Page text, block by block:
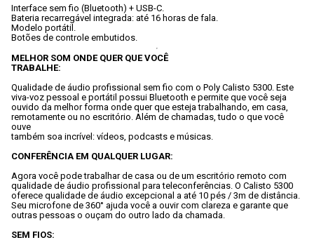
Interface sem fio (Bluetooth) + USB-C.
Bateria recarregável integrada: até 16 horas de fala.
Modelo portátil.
MELHOR SOM ONDE QUER QUE VOCÊ
TRABALHE:
Qualidade de áudio profissional sem fio com o Poly Calisto 5300. Este
viva-voz pessoal e portátil possui Bluetooth e permite que você seja
ouvido da melhor forma onde quer que esteja trabalhando, em casa,
remotamente ou no escritório. Além de chamadas, tudo o que você
ouve
também soa incrível: vídeos, podcasts e músicas.
CONFERÊNCIA EM QUALQUER LUGAR:
Agora você pode trabalhar de casa ou de um escritório remoto com
qualidade de áudio profissional para teleconferências. O Calisto 5300
oferece qualidade de áudio excepcional a até 10 pés / 3m de distância.
Seu microfone de 360° ajuda você a ouvir com clareza e garante que
outras pessoas o ouçam do outro lado da chamada.
SEM FIOS: